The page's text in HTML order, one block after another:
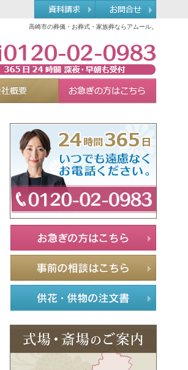
高崎市の葬儀・お葬式・家族葬ならアムール。